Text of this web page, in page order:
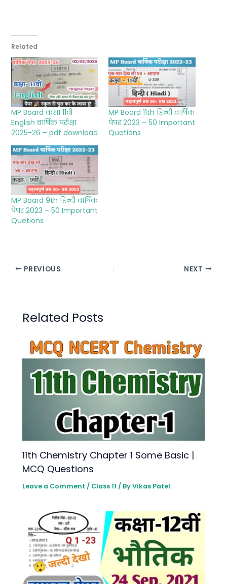
Related
MP Board कक्षा 11वीं
English वार्षिक परीक्षा
2025-26 – pdf download
MP Board 11th हिन्दी वार्षिक
पेपर 2023 – 50 Important
Quetions
MP Board 9th हिन्दी वार्षिक
पेपर 2023 – 50 Important
Quetions
PREVIOUS NEXT
Related Posts
11th Chemistry Chapter 1 Some Basic |
MCQ Questions
Leave a Comment / Class 11 / ByVikas Patel